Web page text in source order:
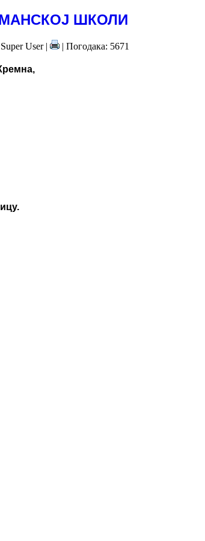
ШКОЛИ
User| | Погодака: 5671